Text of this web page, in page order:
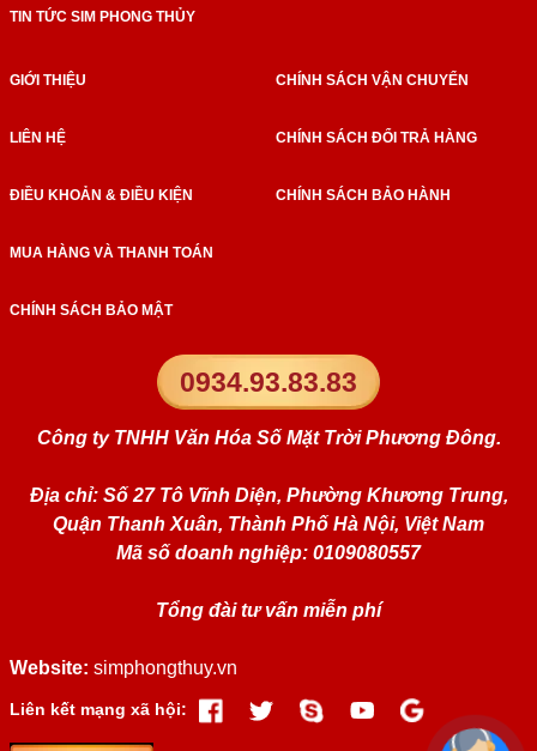
TIN TỨC SIM PHONG THỦY
Website: simphongthuy.vn
Liên kết mạng xã hội:
0934.93.83.83
Công ty TNHH Văn Hóa Số Mặt Trời Phương Đông.
Địa chỉ: Số 27 Tô Vĩnh Diện, Phường Khương Trung,
Quận Thanh Xuân, Thành Phố Hà Nội, Việt Nam
Mã số doanh nghiệp: 0109080557
Tổng đài tư vấn miễn phí
GIỚI THIỆU
LIÊN HỆ
ĐIỀU KHOẢN & ĐIỀU KIỆN
MUA HÀNG VÀ THANH TOÁN
CHÍNH SÁCH BẢO MẬT
CHÍNH SÁCH VẬN CHUYỂN
CHÍNH SÁCH ĐỔI TRẢ HÀNG
CHÍNH SÁCH BẢO HÀNH